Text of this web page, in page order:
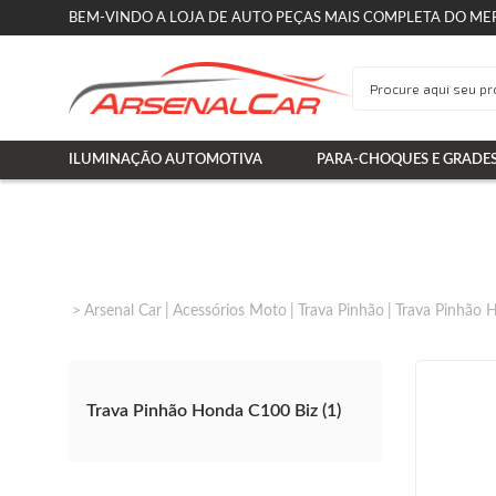
BEM-VINDO A LOJA DE AUTO PEÇAS MAIS COMPLETA DO
ILUMINAÇÃO AUTOMOTIVA PARA-CHOQUES E
Arsenal Car Acessórios Moto Trava Pinhão Trava Pinhão
Trava Pinhão Honda C100 Biz (1)